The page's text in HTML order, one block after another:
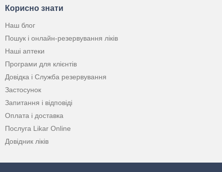
Корисно знати
Наш блог
Пошук і онлайн-резервування ліків
Наші аптеки
Програми для клієнтів
Довідка і Служба резервування
Застосунок
Запитання і відповіді
Оплата і доставка
Послуга Likar Online
Довідник ліків